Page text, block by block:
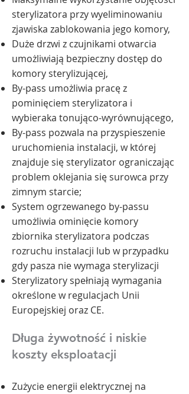
sterylizatora przy wyeliminowaniu
zjawiska zablokowania jego komory,
Duże drzwi z czujnikami otwarcia
umożliwiają bezpieczny dostęp do
komory sterylizującej,
By-pass umożliwia pracę z
pominięciem sterylizatora i
wybieraka tonująco-wyrównującego,
By-pass pozwala na przyspieszenie
uruchomienia instalacji, w której
znajduje się sterylizator ograniczając
problem oklejania się surowca przy
zimnym starcie;
System ogrzewanego by-passu
umożliwia ominięcie komory
zbiornika sterylizatora podczas
rozruchu instalacji lub w przypadku
gdy pasza nie wymaga sterylizacji
Sterylizatory spełniają wymagania
określone w regulacjach Unii
Europejskiej oraz CE.
Długa żywotność i niskie
koszty eksploatacji
Zużycie energii elektrycznej na